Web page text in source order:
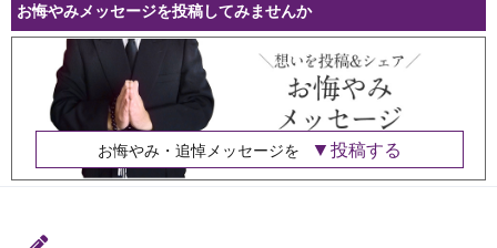
お悔やみメッセージを投稿してみませんか
お悔やみ・追悼メッセージを 投稿する